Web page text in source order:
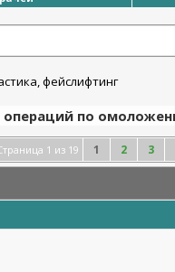
операций по
1 из 19 1 2 3